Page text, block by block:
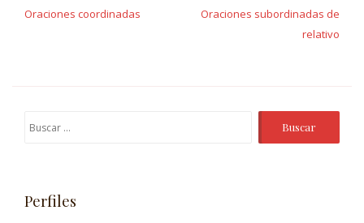
de
Oraciones coordinadas
Oraciones subordinadas de
relativo
Perfiles